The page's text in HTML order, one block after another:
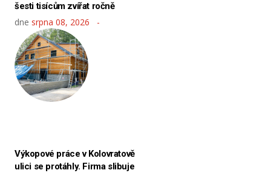
šesti tisícům zvířat ročně
dne srpna 08, 2026
Výkopové práce v Kolovratově
ulici se protáhly. Firma slibuje